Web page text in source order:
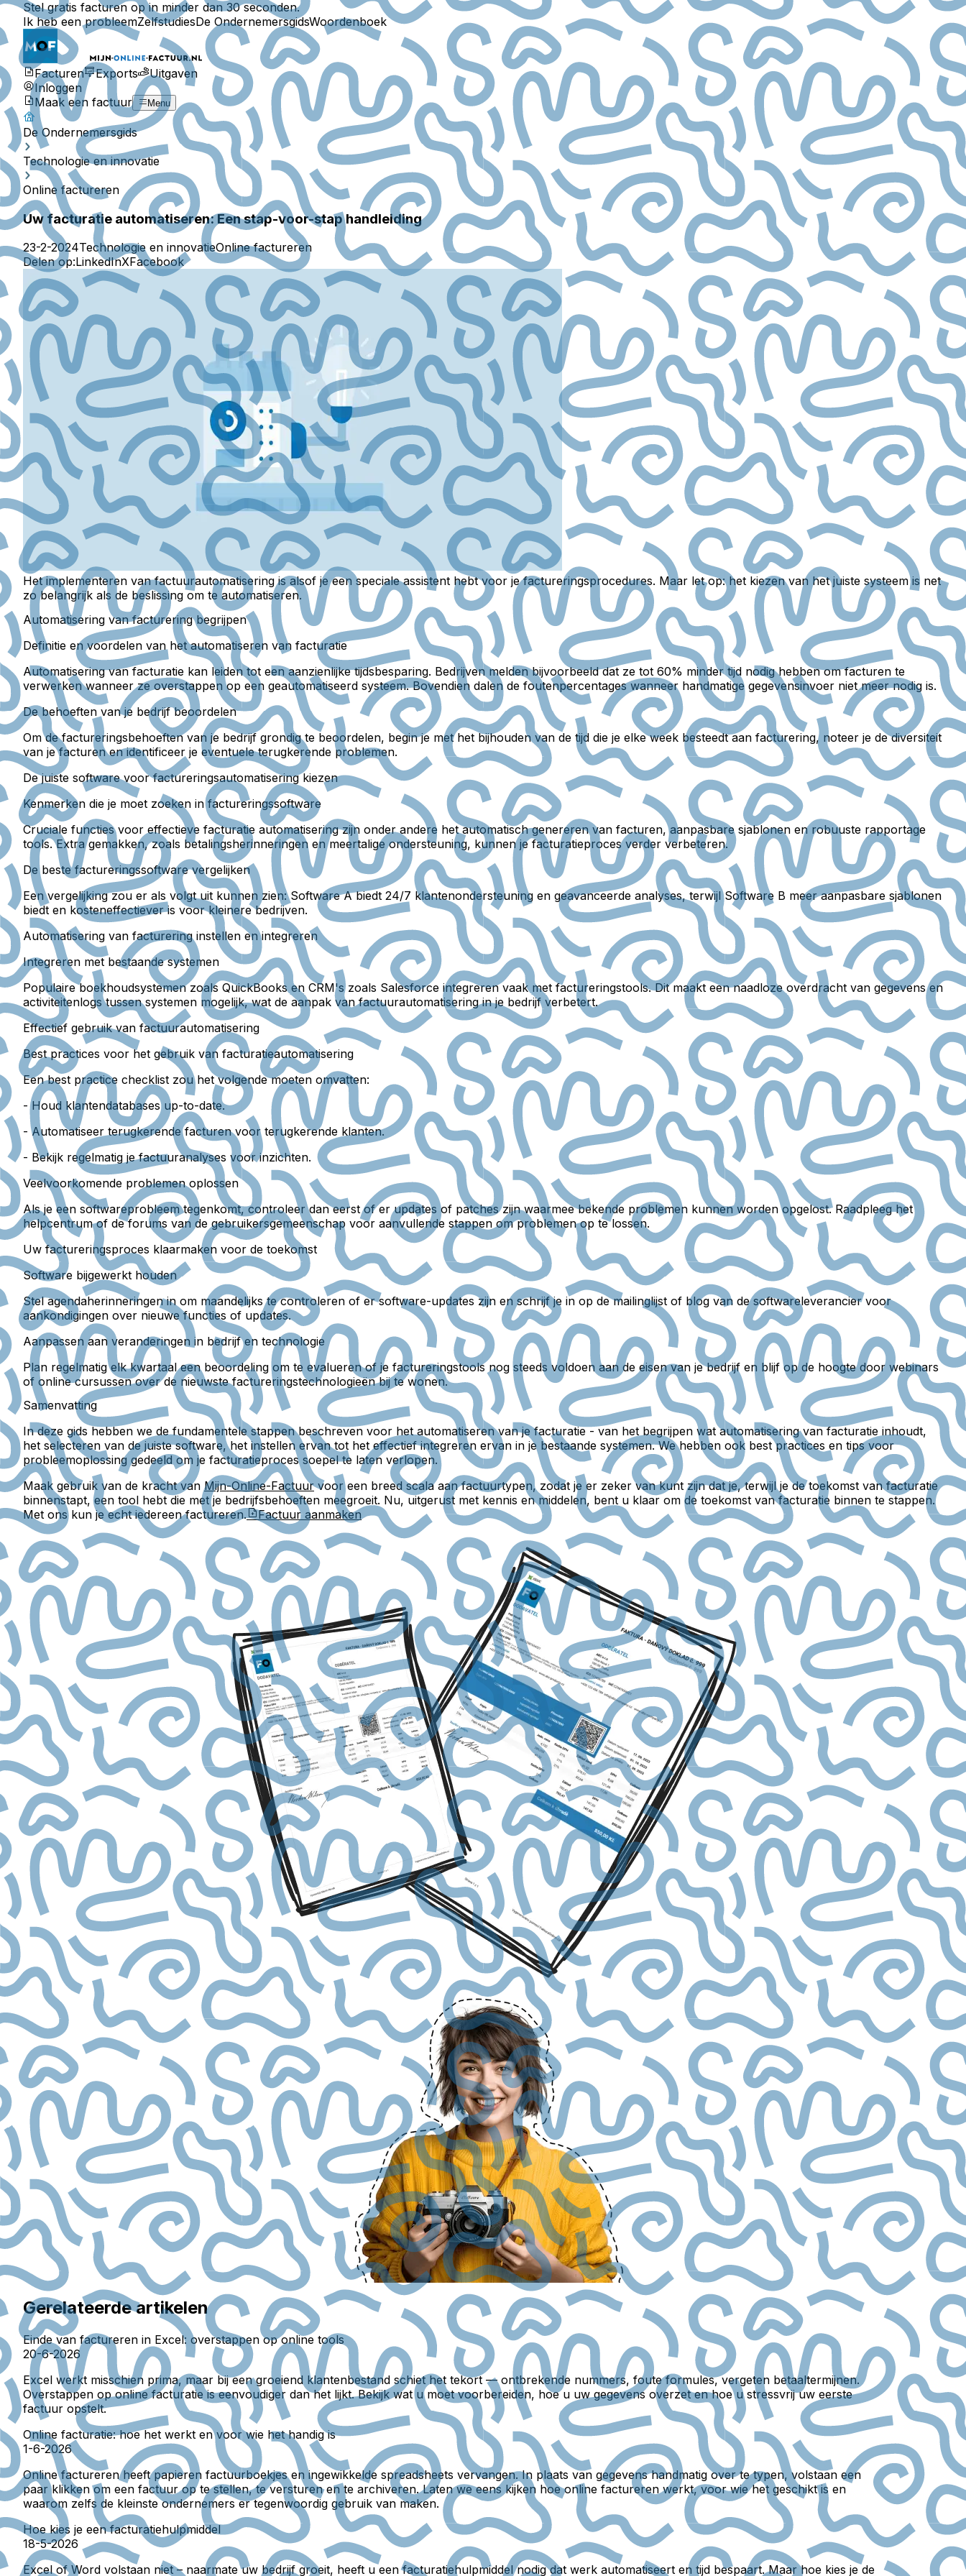
Stel gratis facturen op in minder dan 30 seconden.
Ik heb een probleemZelfstudiesDe OndernemersgidsWoordenboek
Facturen Exports
Uitgaven
Inloggen
Maak een factuur
Menu
De Ondernemersgids
Technologie en innovatie
Online factureren
Uw facturatie automatiseren: Een stap-voor-stap handleiding
23-2-2024Technologie en innovatieOnline factureren
Delen op:LinkedInXFacebook
Het implementeren van factuurautomatisering is alsof je een speciale assistent hebt voor je factureringsprocedures. Maar let op: het kiezen van het juiste systeem is net
zo belangrijk als de beslissing om te automatiseren.
Automatisering van facturering begrijpen
Definitie en voordelen van het automatiseren van facturatie
Automatisering van facturatie kan leiden tot een aanzienlijke tijdsbesparing. Bedrijven melden bijvoorbeeld dat ze tot 60% minder tijd nodig hebben om facturen te
verwerken wanneer ze overstappen op een geautomatiseerd systeem. Bovendien dalen de foutenpercentages wanneer handmatige gegevensinvoer niet meer nodig is.
De behoeften van je bedrijf beoordelen
Om de factureringsbehoeften van je bedrijf grondig te beoordelen, begin je met het bijhouden van de tijd die je elke week besteedt aan facturering, noteer je de diversiteit
van je facturen en identificeer je eventuele terugkerende problemen.
De juiste software voor factureringsautomatisering kiezen
Kenmerken die je moet zoeken in factureringssoftware
Cruciale functies voor effectieve facturatie automatisering zijn onder andere het automatisch genereren van facturen, aanpasbare sjablonen en robuuste rapportage
tools. Extra gemakken, zoals betalingsherinneringen en meertalige ondersteuning, kunnen je facturatieproces verder verbeteren.
De beste factureringssoftware vergelijken
Een vergelijking zou er als volgt uit kunnen zien: Software A biedt 24/7 klantenondersteuning en geavanceerde analyses, terwijl Software B meer aanpasbare sjablonen
biedt en kosteneffectiever is voor kleinere bedrijven.
Automatisering van facturering instellen en integreren
Integreren met bestaande systemen
Populaire boekhoudsystemen zoals QuickBooks en CRM's zoals Salesforce integreren vaak met factureringstools. Dit maakt een naadloze overdracht van gegevens en
activiteitenlogs tussen systemen mogelijk, wat de aanpak van factuurautomatisering in je bedrijf verbetert.
Effectief gebruik van factuurautomatisering
Best practices voor het gebruik van facturatieautomatisering
Een best practice checklist zou het volgende moeten omvatten:
- Houd klantendatabases up-to-date.
- Automatiseer terugkerende facturen voor terugkerende klanten.
- Bekijk regelmatig je factuuranalyses voor inzichten.
Veelvoorkomende problemen oplossen
Als je een softwareprobleem tegenkomt, controleer dan eerst of er updates of patches zijn waarmee bekende problemen kunnen worden opgelost. Raadpleeg het
helpcentrum of de forums van de gebruikersgemeenschap voor aanvullende stappen om problemen op te lossen.
Uw factureringsproces klaarmaken voor de toekomst
Software bijgewerkt houden
Stel agendaherinneringen in om maandelijks te controleren of er software-updates zijn en schrijf je in op de mailinglijst of blog van de softwareleverancier voor
aankondigingen over nieuwe functies of updates.
Aanpassen aan veranderingen in bedrijf en technologie
Plan regelmatig elk kwartaal een beoordeling om te evalueren of je factureringstools nog steeds voldoen aan de eisen van je bedrijf en blijf op de hoogte door webinars
of online cursussen over de nieuwste factureringstechnologieën bij te wonen.
Samenvatting
In deze gids hebben we de fundamentele stappen beschreven voor het automatiseren van je facturatie - van het begrijpen wat automatisering van facturatie inhoudt,
het selecteren van de juiste software, het instellen ervan tot het effectief integreren ervan in je bestaande systemen. We hebben ook best practices en tips voor
probleemoplossing gedeeld om je facturatieproces soepel te laten verlopen.
Maak gebruik van de kracht van Mijn-Online-Factuurvoor een breed scala aan factuurtypen, zodat je er zeker van kunt zijn dat je, terwijl je de toekomst van facturatie
binnenstapt, een tool hebt die met je bedrijfsbehoeften meegroeit. Nu, uitgerust met kennis en middelen, bent u klaar om de toekomst van facturatie binnen te stappen.
Met ons kun je echt iedereen factureren.
Factuur aanmaken
Gerelateerde artikelen
Einde van factureren in Excel: overstappen op online tools
20-6-2026
Excel werkt misschien prima, maar bij een groeiend klantenbestand schiet het tekort — ontbrekende nummers, foute formules, vergeten betaaltermijnen.
Overstappen op online facturatie is eenvoudiger dan het lijkt. Bekijk wat u moet voorbereiden, hoe u uw gegevens overzet en hoe u stressvrij uw eerste
factuur opstelt.
Online facturatie: hoe het werkt en voor wie het handig is
1-6-2026
Online factureren heeft papieren factuurboekjes en ingewikkelde spreadsheets vervangen. In plaats van gegevens handmatig over te typen, volstaan een
paar klikken om een factuur op te stellen, te versturen en te archiveren. Laten we eens kijken hoe online factureren werkt, voor wie het geschikt is en
waarom zelfs de kleinste ondernemers er tegenwoordig gebruik van maken.
Hoe kies je een facturatiehulpmiddel
18-5-2026
Excel of Word volstaan niet – naarmate uw bedrijf groeit, heeft u een facturatiehulpmiddel nodig dat werk automatiseert en tijd bespaart. Maar hoe kies je de